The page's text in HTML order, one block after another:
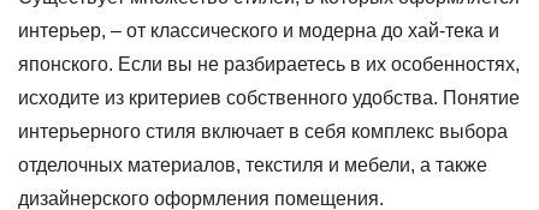
интерьер, – от классического и модерна до хай-тека и
японского. Если вы не разбираетесь в их особенностях,
исходите из критериев собственного удобства. Понятие
интерьерного стиля включает в себя комплекс выбора
отделочных материалов, текстиля и мебели, а также
дизайнерского оформления помещения.